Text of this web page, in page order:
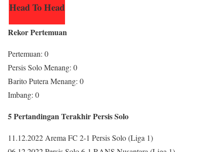
Head To Head
Rekor Pertemuan
Pertemuan: 0
Persis Solo Menang: 0
Barito Putera Menang: 0
Imbang: 0
5 Pertandingan Terakhir Persis Solo
11.12.2022 Arema FC 2-1 Persis Solo (Liga 1)